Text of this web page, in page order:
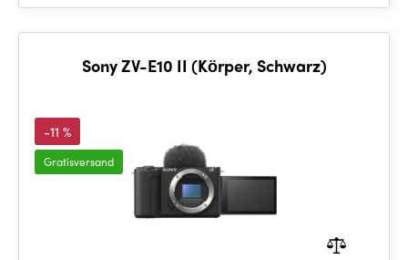
Sony ZV-E10 II (Körper, Schwarz)
-11 %
Gratisversand